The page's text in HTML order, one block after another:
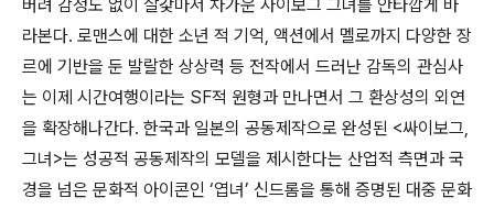
버려 감정도 없이 살갗마저 차가운 사이보그 그녀를 안타깝게 바
라본다. 로맨스에 대한 소년 적 기억, 액션에서 멜로까지 다양한 장
르에 기반을 둔 발랄한 상상력 등 전작에서 드러난 감독의 관심사
는 이제 시간여행이라는 SF적 원형과 만나면서 그 환상성의 외연
을 확장해나간다. 한국과 일본의 공동제작으로 완성된 <싸이보그,
그녀>는 성공적 공동제작의 모델을 제시한다는 산업적 측면과 국
경을 넘은 문화적 아이콘인 ‘엽녀’ 신드롬을 통해 증명된 대중 문화